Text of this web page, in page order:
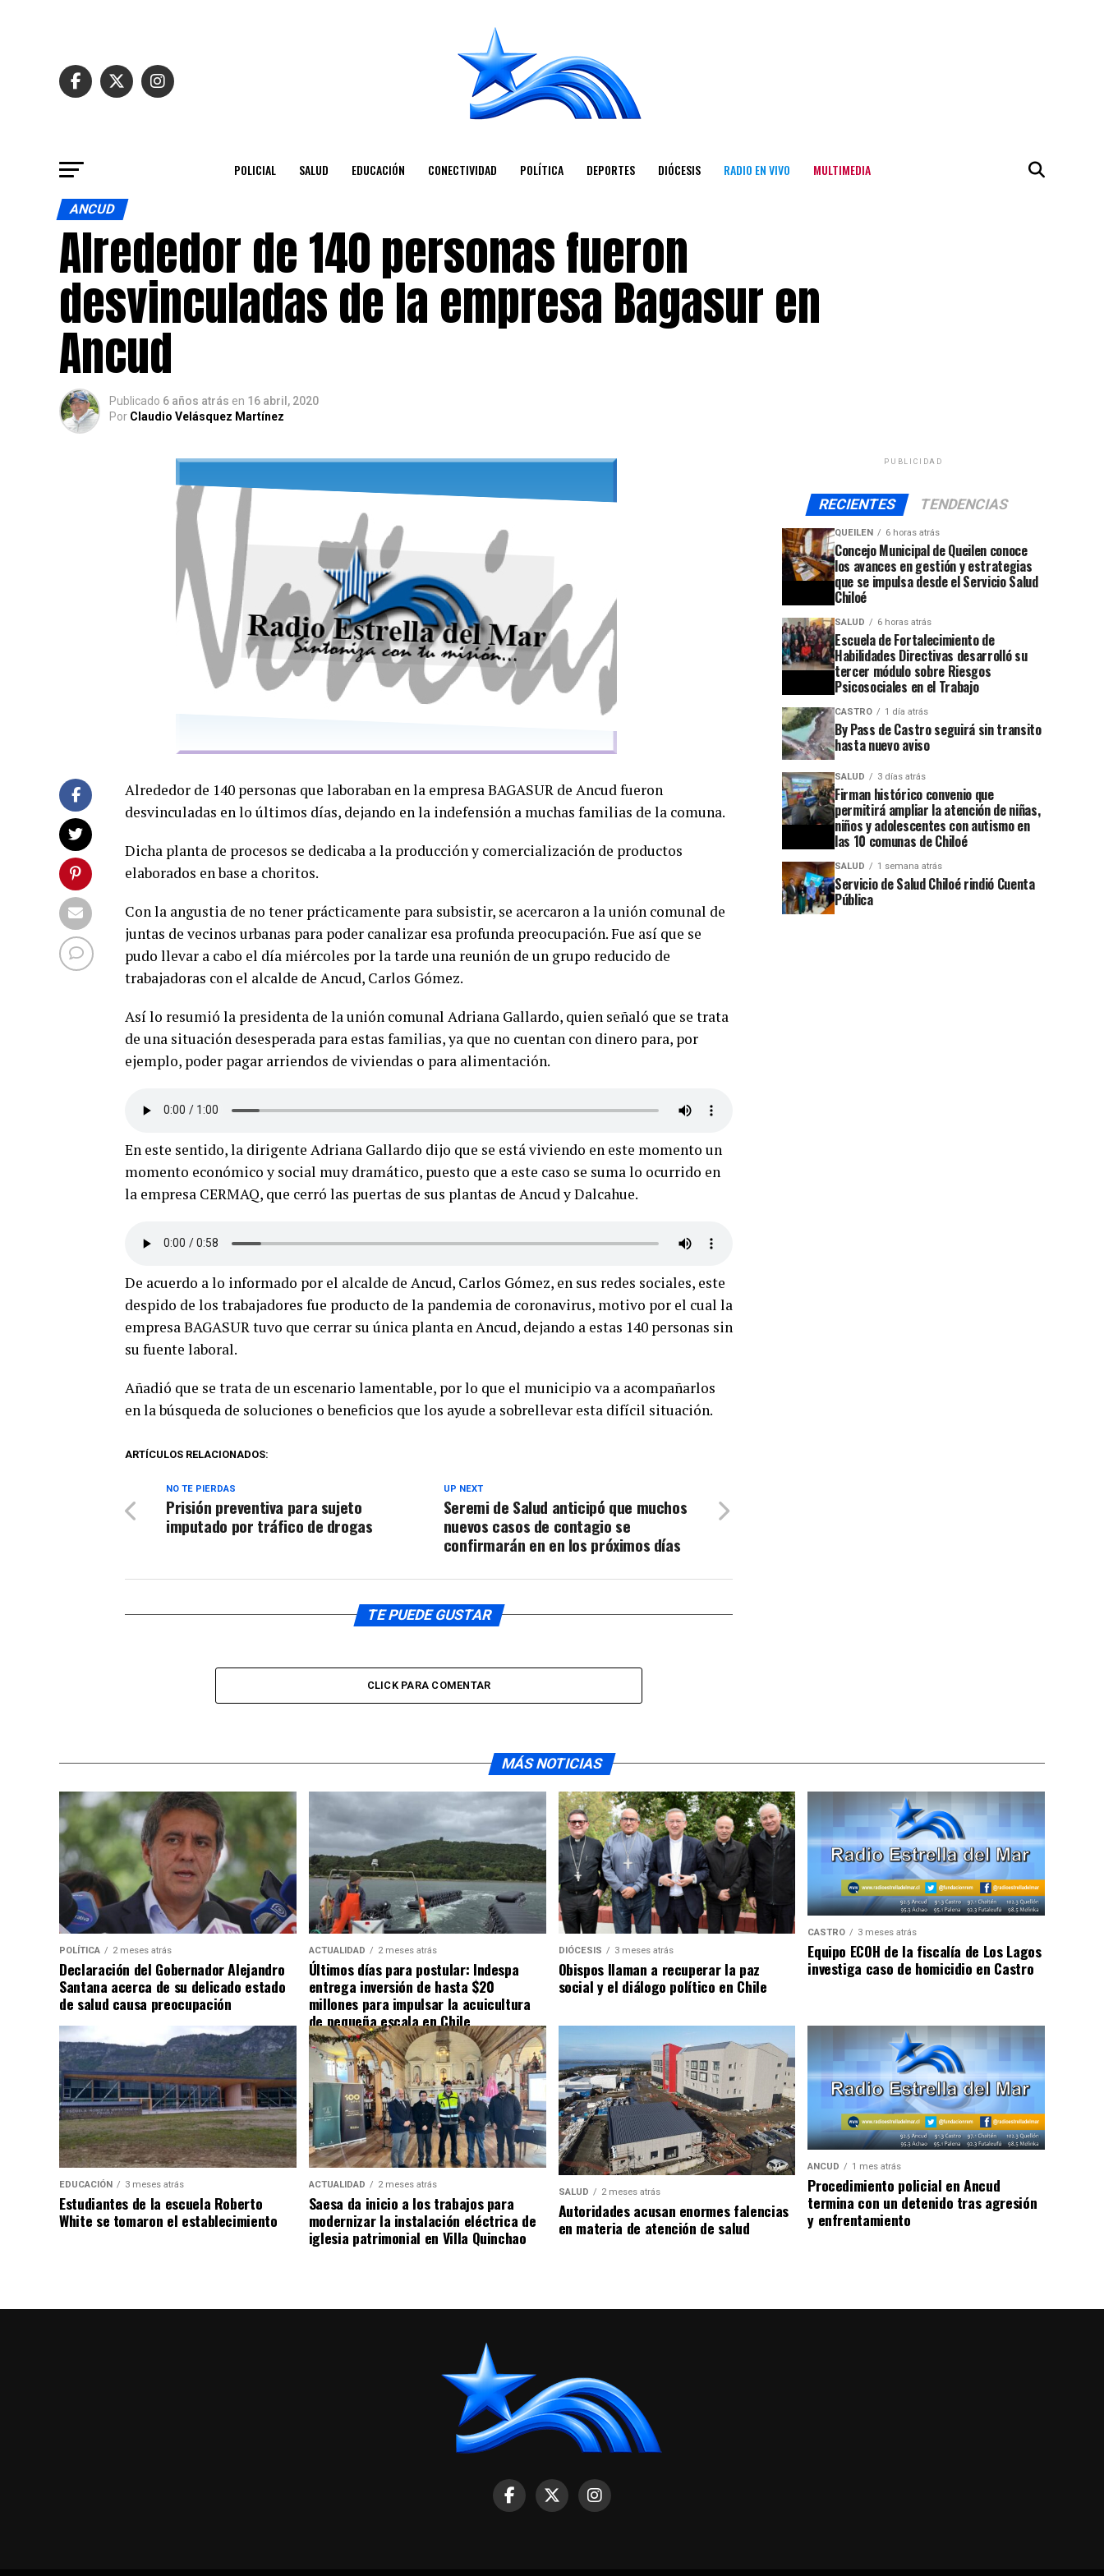
POLICIAL SALUD EDUCACIÓN CONECTIVIDAD POLÍTICA DEPORTES DIÓCESIS RADIO EN VIVO MULTIMEDIA
ANCUD
Alrededor de 140 personas fueron
desvinculadas de la empresa Bagasur en
Ancud
Publicado 6 años atrás en 16 abril, 2020
Por Claudio Velásquez Martínez
Alrededor de 140 personas que laboraban en la empresa BAGASUR de Ancud fueron
desvinculadas en lo últimos días, dejando en la indefensión a muchas familias de la comuna.
Dicha planta de procesos se dedicaba a la producción y comercialización de productos
elaborados en base a choritos.
Con la angustia de no tener prácticamente para subsistir, se acercaron a la unión comunal de
juntas de vecinos urbanas para poder canalizar esa profunda preocupación. Fue así que se
pudo llevar a cabo el día miércoles por la tarde una reunión de un grupo reducido de
trabajadoras con el alcalde de Ancud, Carlos Gómez.
Así lo resumió la presidenta de la unión comunal Adriana Gallardo, quien señaló que se trata
de una situación desesperada para estas familias, ya que no cuentan con dinero para, por
ejemplo, poder pagar arriendos de viviendas o para alimentación.
En este sentido, la dirigente Adriana Gallardo dijo que se está viviendo en este momento un
momento económico y social muy dramático, puesto que a este caso se suma lo ocurrido en
la empresa CERMAQ, que cerró las puertas de sus plantas de Ancud y Dalcahue.
De acuerdo a lo informado por el alcalde de Ancud, Carlos Gómez, en sus redes sociales, este
despido de los trabajadores fue producto de la pandemia de coronavirus, motivo por el cual la
empresa BAGASUR tuvo que cerrar su única planta en Ancud, dejando a estas 140 personas sin
su fuente laboral.
Añadió que se trata de un escenario lamentable, por lo que el municipio va a acompañarlos
en la búsqueda de soluciones o beneficios que los ayude a sobrellevar esta difícil situación.
ARTÍCULOS RELACIONADOS:
UP NEXT
Seremi de Salud anticipó que muchos
nuevos casos de contagio se
confirmarán en en los próximos días
NO TE PIERDAS
Prisión preventiva para sujeto
imputado por tráfico de drogas
TE PUEDE GUSTAR
CLICK PARA COMENTAR
PUBLICIDAD
RECIENTES TENDENCIAS
QUEILEN 6 horas atrás
Concejo Municipal de Queilen conoce
los avances en gestión y estrategias
que se impulsa desde el Servicio Salud
Chiloé
SALUD 6 horas atrás
Escuela de Fortalecimiento de
Habilidades Directivas desarrolló su
tercer módulo sobre Riesgos
Psicosociales en el Trabajo
CASTRO 1 día atrás
By Pass de Castro seguirá sin transito
hasta nuevo aviso
SALUD 3 días atrás
Firman histórico convenio que
permitirá ampliar la atención de niñas,
niños y adolescentes con autismo en
las 10 comunas de Chiloé
SALUD 1 semana atrás
Servicio de Salud Chiloé rindió Cuenta
Pública
MÁS NOTICIAS
POLÍTICA 2 meses atrás
Declaración del Gobernador Alejandro
Santana acerca de su delicado estado
de salud causa preocupación
ACTUALIDAD 2 meses atrás
Últimos días para postular: Indespa
entrega inversión de hasta $20
millones para impulsar la acuicultura
de pequeña escala en Chile
DIÓCESIS 3 meses atrás
Obispos llaman a recuperar la paz
social y el diálogo político en Chile
CASTRO 3 meses atrás
Equipo ECOH de la fiscalía de Los Lagos
investiga caso de homicidio en Castro
EDUCACIÓN 3 meses atrás
Estudiantes de la escuela Roberto
White se tomaron el establecimiento
ACTUALIDAD 2 meses atrás
Saesa da inicio a los trabajos para
modernizar la instalación eléctrica de
iglesia patrimonial en Villa Quinchao
SALUD 2 meses atrás
Autoridades acusan enormes falencias
en materia de atención de salud
ANCUD 1 mes atrás
Procedimiento policial en Ancud
termina con un detenido tras agresión
y enfrentamiento